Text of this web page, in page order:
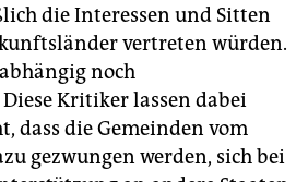
die Interessen und Sitten
vertreten würden.
noch
Kritiker lassen dabei
dass die Gemeinden vom
gezwungen werden, sich bei